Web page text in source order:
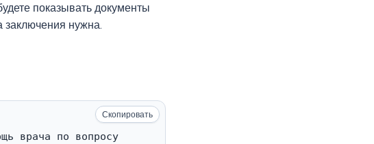
показывать документы
заключения нужна.
Скопировать
врача по вопросу